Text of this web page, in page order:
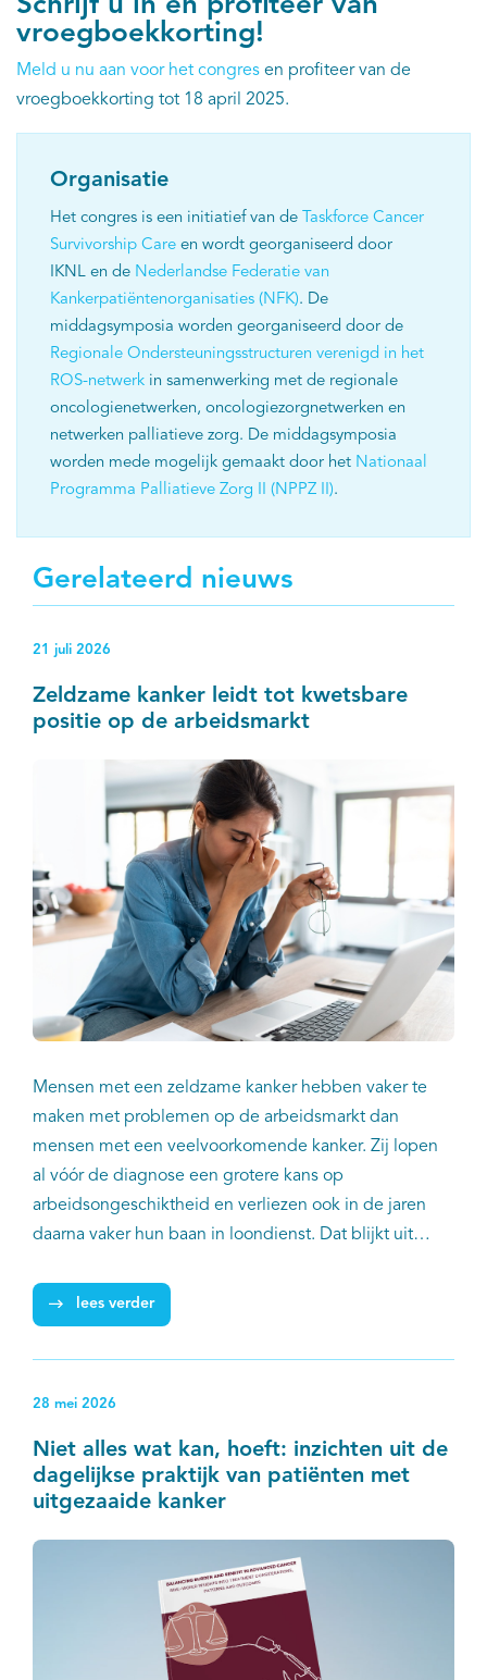
Schrijf u in en profiteer van
vroegboekkorting!
Meld u nu aan voor het congres en profiteer van de
vroegboekkorting tot 18 april 2025.
Organisatie
Het congres is een initiatief van de Taskforce Cancer
Survivorship Care en wordt georganiseerd door
IKNL en de Nederlandse Federatie van
Kankerpatiëntenorganisaties (NFK). De
middagsymposia worden georganiseerd door de
Regionale Ondersteuningsstructuren verenigd in het
ROS-netwerk in samenwerking met de regionale
oncologienetwerken, oncologiezorgnetwerken en
netwerken palliatieve zorg. De middagsymposia
worden mede mogelijk gemaakt door het Nationaal
Programma Palliatieve Zorg II (NPPZ II).
Gerelateerd nieuws
21 juli 2026
Zeldzame kanker leidt tot kwetsbare
positie op de arbeidsmarkt
Mensen met een zeldzame kanker hebben vaker te
maken met problemen op de arbeidsmarkt dan
mensen met een veelvoorkomende kanker. Zij lopen
al vóór de diagnose een grotere kans op
arbeidsongeschiktheid en verliezen ook in de jaren
daarna vaker hun baan in loondienst. Dat blijkt uit
gepubliceerd in het
Tijdschrift voor Bedrijfs- en verzekeringsartsen
lees verder
28 mei 2026
Niet alles wat kan, hoeft: inzichten uit de
dagelijkse praktijk van patiënten met
uitgezaaide kanker